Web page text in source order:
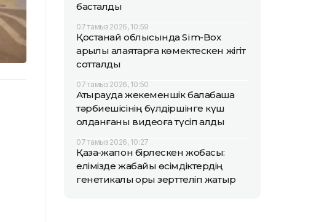
басталды
07 тамыз 2026, 10:59
Қостанай облысында Sim-Box
арқылы алаяқтарға көмектескен жігіт
сотталды
07 тамыз 2026, 10:50
Атырауда жекеменшік балабақша
тәрбиешісінің бүлдіршінге күш
қолданғаны видеоға түсіп қалды
07 тамыз 2026, 10:27
Қазақ-жапон бірлескен жобасы:
елімізде жабайы өсімдіктердің
генетикалық қоры зерттеліп жатыр